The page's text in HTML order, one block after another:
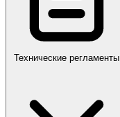
Технические регламенты